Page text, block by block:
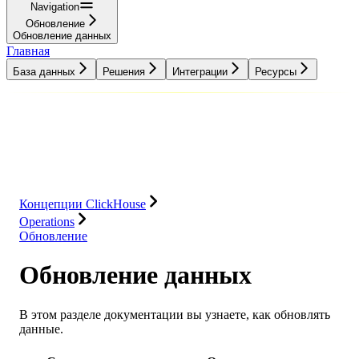
Navigation
Обновление
Обновление данных
Главная
База данных Решения Интеграции Ресурсы
Концепции ClickHouse
Operations
Обновление
Обновление данных
В этом разделе документации вы узнаете, как обновлять
данные.